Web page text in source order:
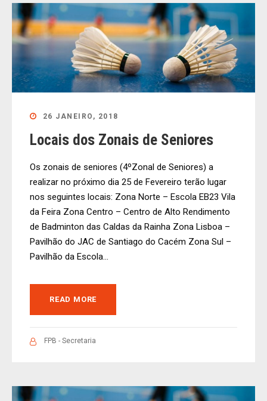
26 JANEIRO, 2018
Locais dos Zonais de Seniores
Os zonais de seniores (4ºZonal de Seniores) a
realizar no próximo dia 25 de Fevereiro terão lugar
nos seguintes locais: Zona Norte – Escola EB23 Vila
da Feira Zona Centro – Centro de Alto Rendimento
de Badminton das Caldas da Rainha Zona Lisboa –
Pavilhão do JAC de Santiago do Cacém Zona Sul –
Pavilhão da Escola...
READ MORE
FPB - Secretaria